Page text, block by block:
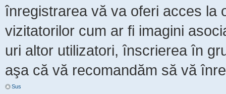
înregistrarea vă va oferi acces la
vizitatorilor cum ar fi imagini
uri altor utilizatori, înscrierea în
aşa că vă recomandăm să vă
Sus